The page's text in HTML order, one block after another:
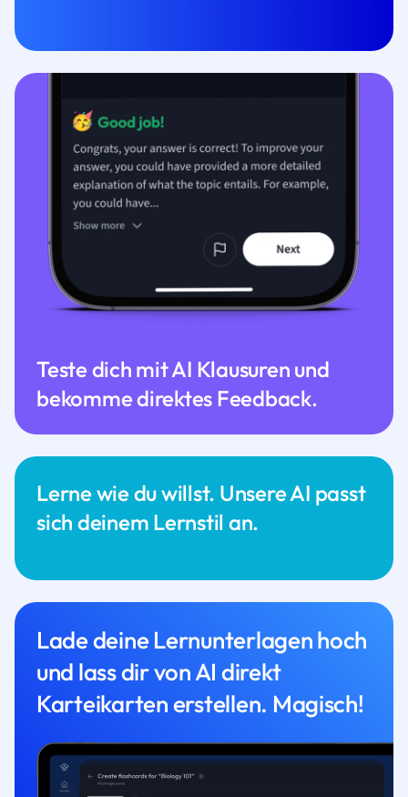
Lerne wie du willst. Unsere AI passt
sich deinem Lernstil an.
Teste dich mit AI Klausuren und
bekomme direktes Feedback.
Lade deine Lernunterlagen hoch
und lass dir von AI direkt
Karteikarten erstellen. Magisch!